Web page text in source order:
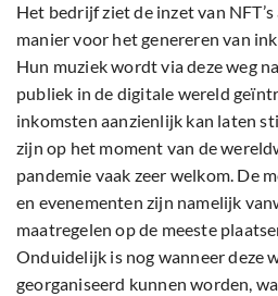
Het bedrijf ziet de inzet van
manier voor het genereren van
Hun muziek wordt via deze weg
publiek in de digitale wereld
inkomsten aanzienlijk kan laten
zijn op het moment van de
pandemie vaak zeer welkom. De
en evenementen zijn namelijk
maatregelen op de meeste
Onduidelijk is nog wanneer deze
georganiseerd kunnen worden,